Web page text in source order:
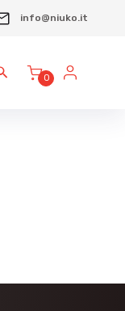
info@niuko.it
0